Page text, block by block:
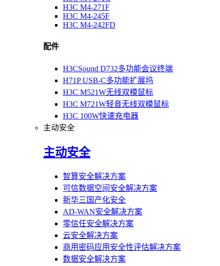
H3C M4-271F
H3C M4-245F
H3C M4-242FD
配件
H3CSound D732多功能会议终端
H71P USB-C多功能扩展坞
H3C M521W无线双模鼠标
H3C M721W轻音无线双模鼠标
H3C 100W快速充电器
主动安全
主动安全
智算安全解决方案
可信数据空间安全解决方案
新华三国产化安全
AD-WAN安全解决方案
零信任安全解决方案
云安全解决方案
商用密码应用安全性评估解决方案
数据安全解决方案